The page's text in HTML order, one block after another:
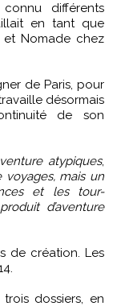
en tant que
Nomade chez
de Paris, pour
désormais
de son
atypiques,
mais un
et les tour-
d’aventure
de création. Les
dossiers, en